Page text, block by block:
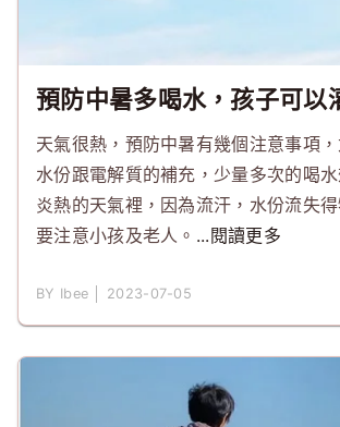
預防中暑多喝水，孩子可以
天氣很熱，預防中暑有幾個注意事項
水份跟電解質的補充，少量多次的喝
炎熱的天氣裡，因為流汗，水份流失
要注意小孩及老人。 ...閱讀更多
BY Ibee │ 2023-07-05